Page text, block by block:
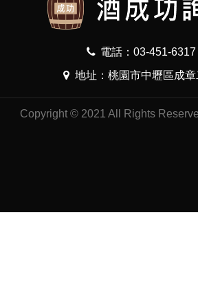
電話：03-451-6317
地址：桃園市中壢區成
Copyright © 2021 All Rights